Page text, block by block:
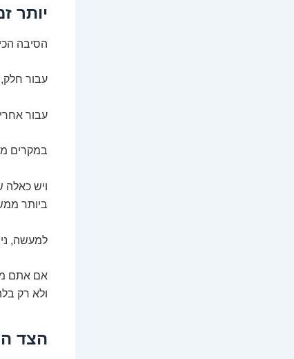
יותר
הסיבה
עבור
עבור
במקרים מסוימים, 75% משרה יכול להיות פתרון
ויש כאלה
ביותר
למעשה,
אם אתם
ולא רק
הצד